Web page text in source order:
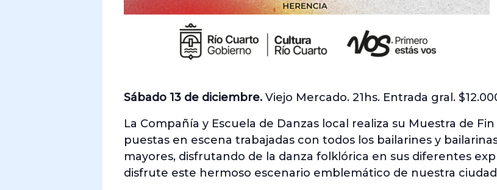
Sábado 13 de diciembre. Viejo Mercado. 21hs. Entrada gral.
La Compañía y Escuela de Danzas local realiza su Muestra de
puestas en escena trabajadas con todos los bailarines y
mayores, disfrutando de la danza folklórica en sus diferentes
disfrute este hermoso escenario emblemático de nuestra